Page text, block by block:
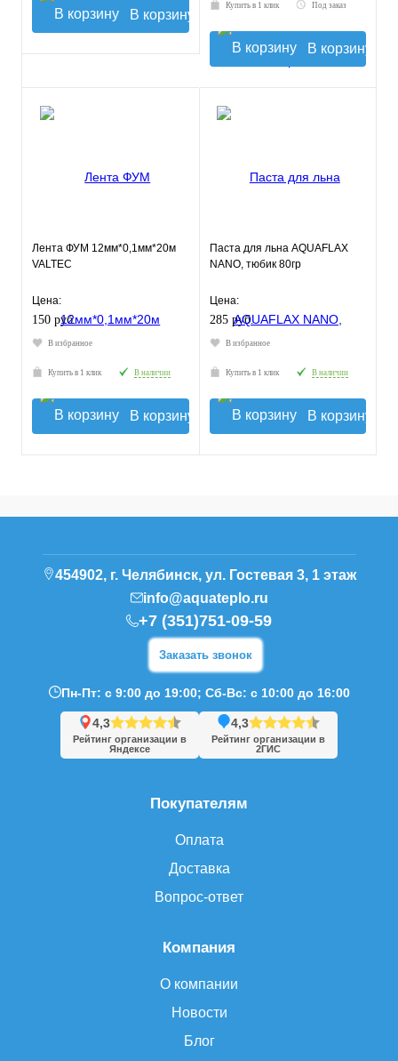
В корзину
Купить в 1 клик Под заказ
В корзину
Лента ФУМ 12мм*0,1мм*20м
VALTEC
Цена:
150 руб.
В избранное
Купить в 1 клик В наличии
В корзину
Паста для льна AQUAFLAX
NANO, тюбик 80гр
Цена:
285 руб.
В избранное
Купить в 1 клик В наличии
В корзину
Компания
О компании
Новости
Блог
Покупателям
Оплата
Доставка
Вопрос-ответ
454902, г. Челябинск, ул. Гостевая 3, 1 этаж
info@aquateplo.ru
+7 (351)751-09-59
Заказать звонок
Пн-Пт: с 9:00 до 19:00; Сб-Вс: с 10:00 до 16:00
4,3
Рейтинг организации в
Яндексе
4,3
Рейтинг организации в
2ГИС